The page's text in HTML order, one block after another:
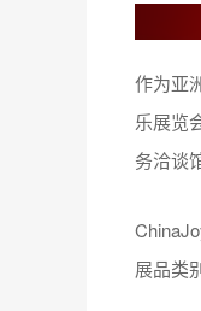
作为亚
乐展览
务洽谈
展品类